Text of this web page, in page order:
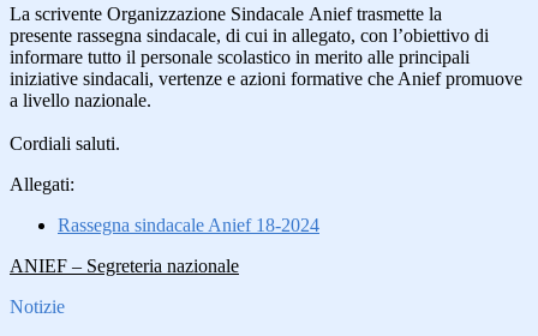
La scrivente Organizzazione Sindacale Anief trasmette la
presente rassegna sindacale, di cui in allegato, con l’obiettivo di
informare tutto il personale scolastico in merito alle principali
iniziative sindacali, vertenze e azioni formative che Anief promuove
a livello nazionale.
Cordiali saluti.
Allegati:
Rassegna sindacale Anief 18-2024
ANIEF – Segreteria nazionale
Notizie